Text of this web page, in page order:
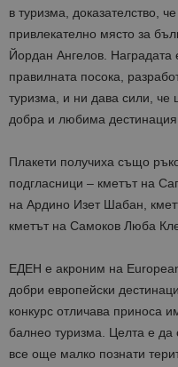
в туризма, доказателство,
привлекателно място за
Йордан Ангелов. Наградата
правилната посока,
туризма, и ни дава сили,
добра и любима
Плакети получиха също
подгласници – кметът на
на Ардино Изет Шабан,
кметът на Самоков Люба
ЕДЕН е акроним на
добри европейски
конкурс отличава приноса
балнео туризма. Целта е да
все още малко познати